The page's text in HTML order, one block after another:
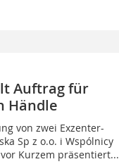
Auftrag für
Händle
von zwei Exzenter-
Sp z o.o. i Wspólnicy
Kurzem präsentiert...